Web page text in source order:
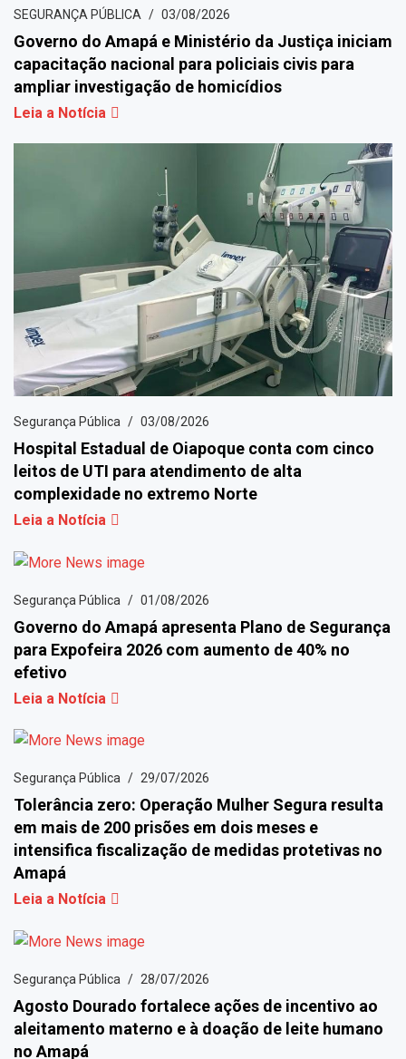
SEGURANÇA PÚBLICA 03/08/2026
Governo do Amapá e Ministério da Justiça iniciam
capacitação nacional para policiais civis para
ampliar investigação de homicídios
Leia a Notícia
Segurança Pública 03/08/2026
Hospital Estadual de Oiapoque conta com cinco
leitos de UTI para atendimento de alta
complexidade no extremo Norte
Leia a Notícia
Segurança Pública 01/08/2026
Governo do Amapá apresenta Plano de Segurança
para Expofeira 2026 com aumento de 40% no
efetivo
Leia a Notícia
Segurança Pública 29/07/2026
Tolerância zero: Operação Mulher Segura resulta
em mais de 200 prisões em dois meses e
intensifica fiscalização de medidas protetivas no
Amapá
Leia a Notícia
Segurança Pública 28/07/2026
Agosto Dourado fortalece ações de incentivo ao
aleitamento materno e à doação de leite humano
no Amapá